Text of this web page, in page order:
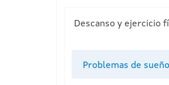
Descanso y ejercicio
Problemas de